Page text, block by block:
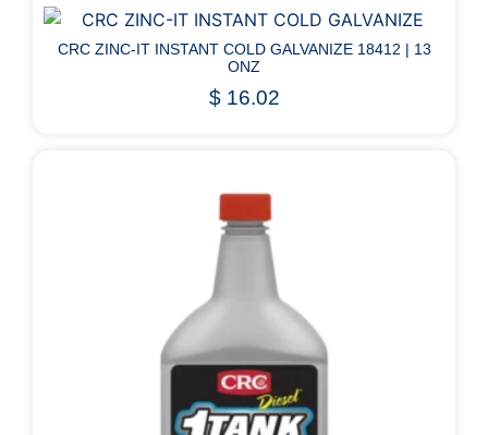
CRC ZINC-IT INSTANT COLD GALVANIZE 18412 | 13
ONZ
$16.02